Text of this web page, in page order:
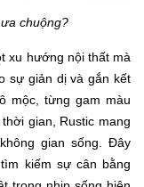
chuộng?
xu hướng nội thất mà
sự giản dị và gắn kết
mộc, từng gam màu
gian, Rustic mang
gian sống. Đây
kiếm sự cân bằng